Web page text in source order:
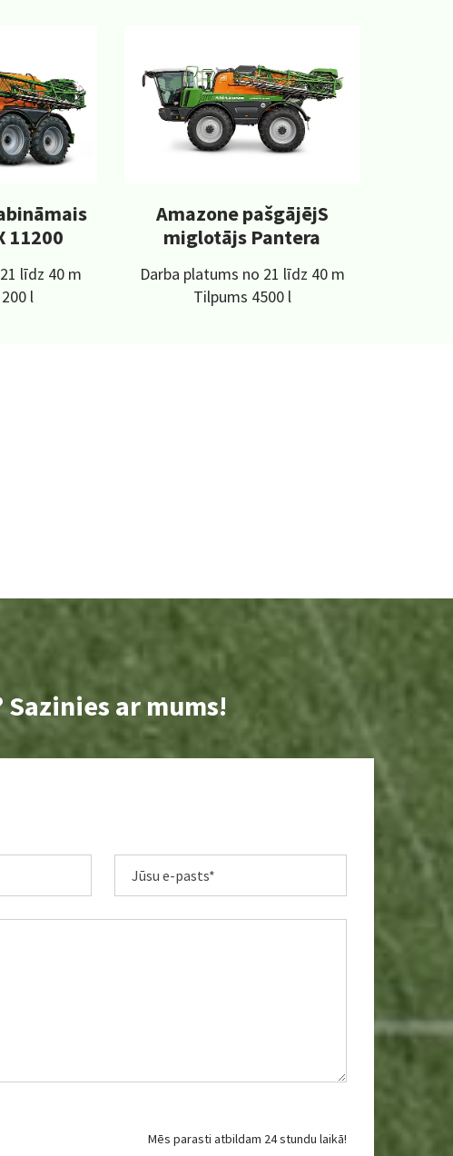
11200
līdz 40 m
l
Amazone pašgājējS
miglotājs Pantera
Darba platums no 21 līdz 40 m
Tilpums 4500 l
ar mums!
Mēs parasti atbildam 24 stundu laikā!